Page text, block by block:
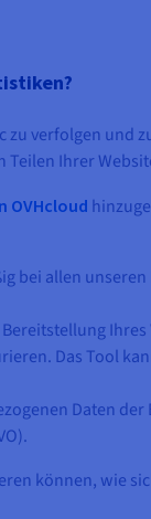
verfolgen und
Teilen Ihrer
OVHcloud
bei allen
Das Tool
Daten
können, wie